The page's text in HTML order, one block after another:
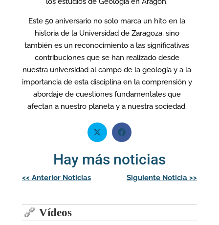
Este 50 aniversario no solo marca un hito en la
historia de la Universidad de Zaragoza, sino
también es un reconocimiento a las significativas
contribuciones que se han realizado desde
nuestra universidad al campo de la geología y a la
importancia de esta disciplina en la comprensión y
abordaje de cuestiones fundamentales que
afectan a nuestro planeta y a nuestra sociedad.
Hay más noticias
Navegación
de
<< Anterior Noticias Siguiente Noticia >>
Vídeos